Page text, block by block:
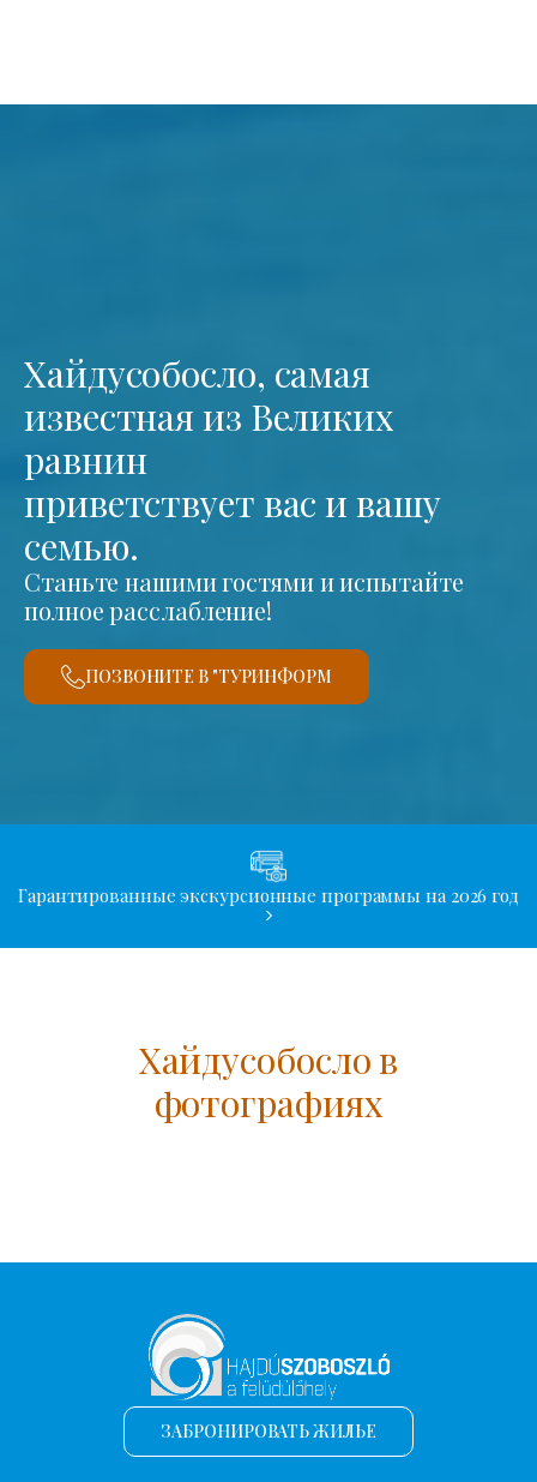
Хайдусобосло, самая
известная из Великих
равнин
приветствует вас и вашу
семью.
Станьте нашими гостями и испытайте
полное расслабление!
ПОЗВОНИТЕ В "ТУРИНФОРМ
Гарантированные экскурсионные программы на 2026 год
Хайдусобосло в
фотографиях
ЗАБРОНИРОВАТЬ ЖИЛЬЕ